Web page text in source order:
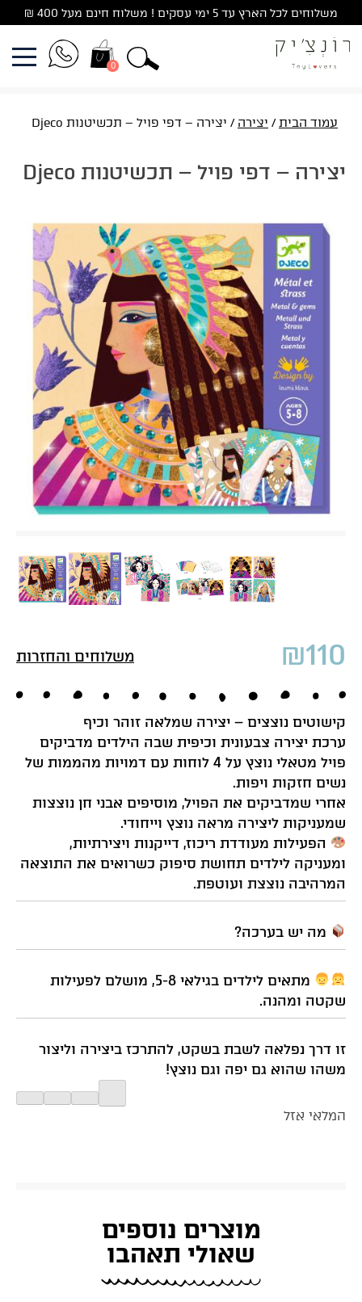
to
content
משלוחים לכל הארץ עד 5 ימי עסקים ! משלוח חינם מעל 400 ₪
0
עמוד הבית/ יצירה / יצירה – דפי פויל – תכשיטנות Djeco
יצירה – דפי פויל – תכשיטנות Djeco
₪110 משלוחים והחזרות
קישוטים נוצצים – יצירה שמלאה זוהר וכיף
ערכת יצירה צבעונית וכיפית שבה הילדים מדביקים
פויל מטאלי נוצץ על 4 לוחות עם דמויות מהממות של
נשים חזקות ויפות.
אחרי שמדביקים את הפויל, מוסיפים אבני חן נוצצות
שמעניקות ליצירה מראה נוצץ וייחודי.
הפעילות מעודדת ריכוז, דייקנות ויצירתיות,
ומעניקה לילדים תחושת סיפוק כשרואים את התוצאה
המרהיבה נוצצת ועוטפת.
מה יש בערכה?
מתאים לילדים בגילאי 5-8, מושלם לפעילות
שקטה ומהנה.
זו דרך נפלאה לשבת בשקט, להתרכז ביצירה וליצור
משהו שהוא גם יפה וגם נוצץ!
המלאי אזל
מוצרים נוספים
שאולי תאהבו